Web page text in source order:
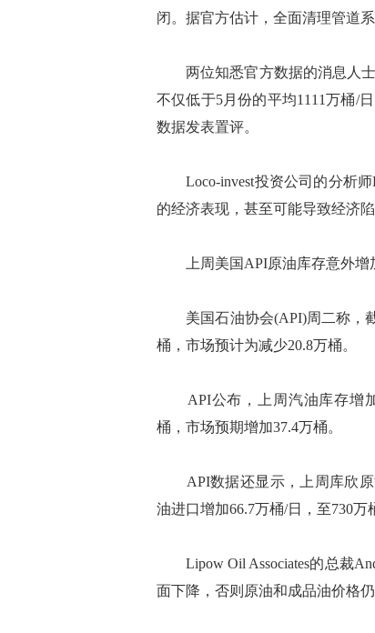
闭。据官方估计，全面清理管道
两位知悉官方数据的消息人士
不仅低于5月份的平均1111万桶/
数据发表置评。
Loco-invest投资公司的分析师
的经济表现，甚至可能导致经济陷
上周美国API原油库存意外增
美国石油协会(API)周二称，截
桶，市场预计为减少20.8万桶。
API公布，上周汽油库存增加
桶，市场预期增加37.4万桶。
API数据还显示，上周库欣原
油进口增加66.7万桶/日，至730万
Lipow Oil Associates的总裁
面下降，否则原油和成品油价格